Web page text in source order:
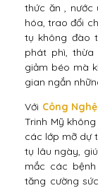
thức ăn , nước
hóa, trao đổi
tụ không đào
phát phì, thừa
giảm béo mà
gian ngắn
Với Công Nghệ
Trinh Mỹ
các lớp mỡ dự
tụ lâu ngày,
mắc các
tăng cường